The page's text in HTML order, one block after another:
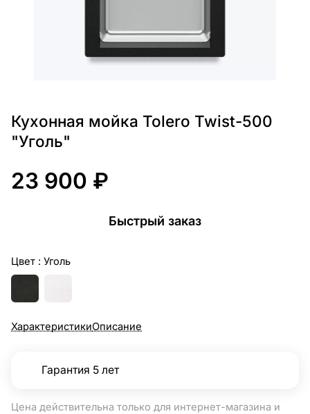
Кухонная мойка Tolero Twist-500
"Уголь"
23 900 ₽
Быстрый заказ
Цвет : Уголь
ХарактеристикиОписание
Гарантия 5 лет
Цена действительна только для интернет-магазина и